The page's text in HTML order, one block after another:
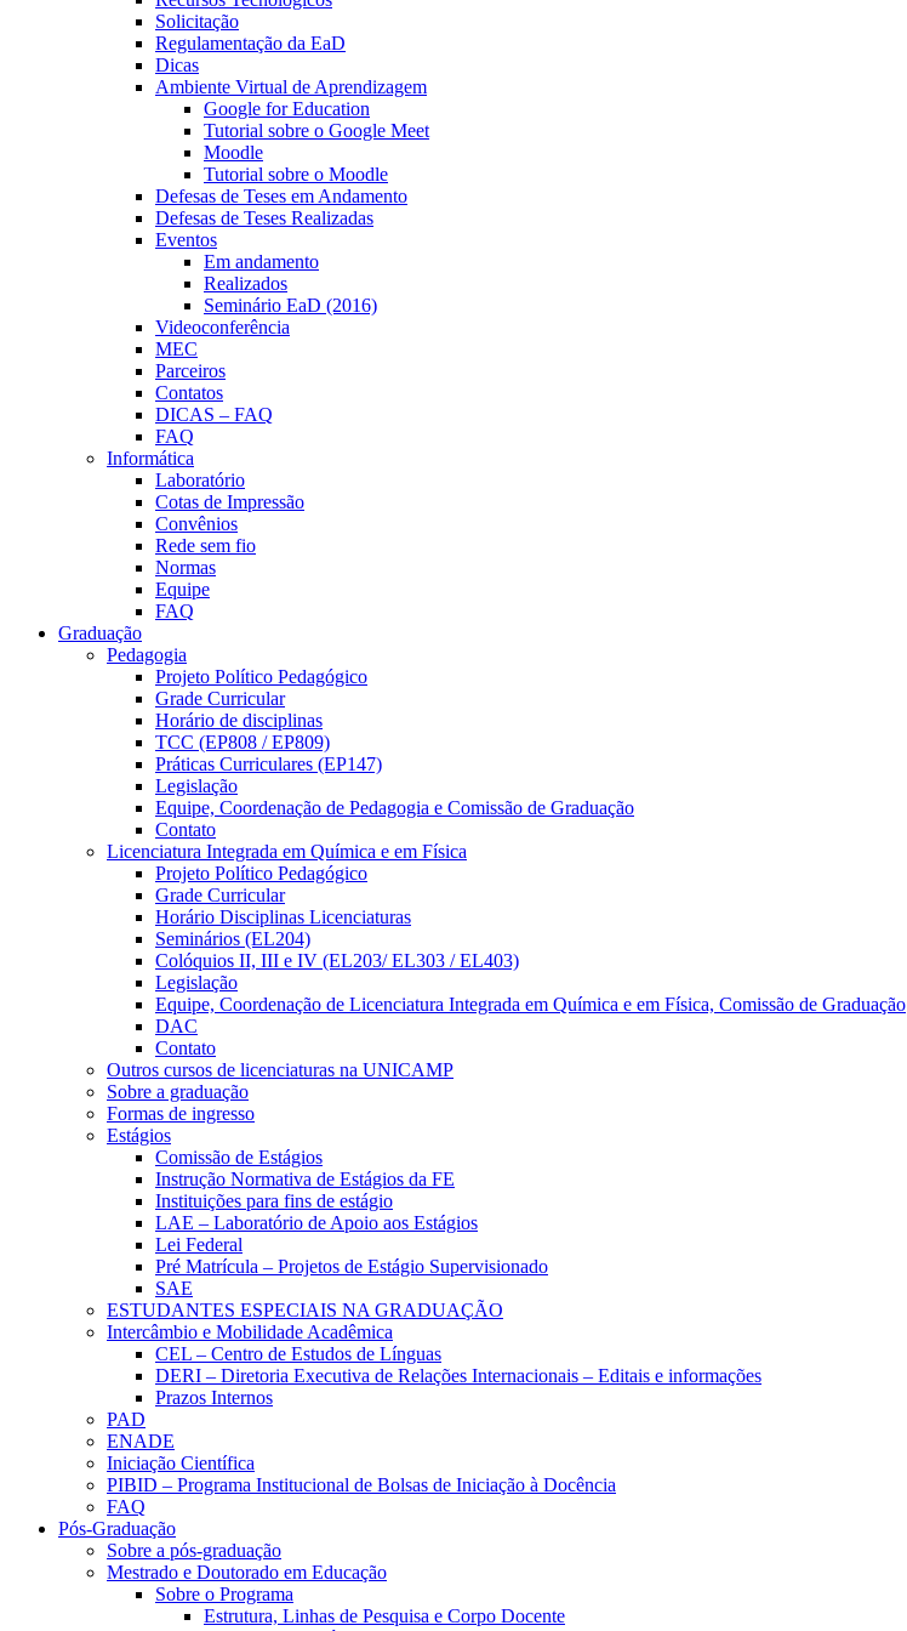
Solicitação
Regulamentação da EaD
Dicas
Ambiente Virtual de Aprendizagem
Google for Education
Tutorial sobre o Google Meet
Moodle
Tutorial sobre o Moodle
Defesas de Teses em Andamento
Defesas de Teses Realizadas
Eventos
Em andamento
Realizados
Seminário EaD (2016)
Videoconferência
MEC
Parceiros
Contatos
DICAS – FAQ
FAQ
Informática
Laboratório
Cotas de Impressão
Convênios
Rede sem fio
Normas
Equipe
FAQ
Graduação
Pedagogia
Projeto Político Pedagógico
Grade Curricular
Horário de disciplinas
TCC (EP808 / EP809)
Práticas Curriculares (EP147)
Legislação
Equipe, Coordenação de Pedagogia e Comissão de Graduação
Contato
Licenciatura Integrada em Química e em Física
Projeto Político Pedagógico
Grade Curricular
Horário Disciplinas Licenciaturas
Seminários (EL204)
Colóquios II, III e IV (EL203/ EL303 / EL403)
Legislação
Equipe, Coordenação de Licenciatura Integrada em Química e em Física, Comissão de Graduação
DAC
Contato
Outros cursos de licenciaturas na UNICAMP
Sobre a graduação
Formas de ingresso
Estágios
Comissão de Estágios
Instrução Normativa de Estágios da FE
Instituições para fins de estágio
LAE – Laboratório de Apoio aos Estágios
Lei Federal
Pré Matrícula – Projetos de Estágio Supervisionado
SAE
ESTUDANTES ESPECIAIS NA GRADUAÇÃO
Intercâmbio e Mobilidade Acadêmica
CEL – Centro de Estudos de Línguas
DERI – Diretoria Executiva de Relações Internacionais – Editais e informações
Prazos Internos
PAD
ENADE
Iniciação Científica
PIBID – Programa Institucional de Bolsas de Iniciação à Docência
FAQ
Pós-Graduação
Sobre a pós-graduação
Mestrado e Doutorado em Educação
Sobre o Programa
Estrutura, Linhas de Pesquisa e Corpo Docente